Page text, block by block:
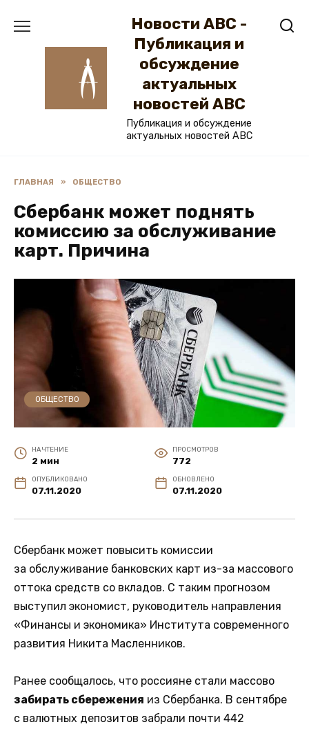
Новости ABC -
Публикация и
обсуждение
актуальных
новостей ABC
Публикация и обсуждение
актуальных новостей ABC
ГЛАВНАЯ » ОБЩЕСТВО
Сбербанк может поднять
комиссию за обслуживание
карт. Причина
ОБЩЕСТВО
НА ЧТЕНИЕ
2 мин
ПРОСМОТРОВ
772
ОПУБЛИКОВАНО
07.11.2020
ОБНОВЛЕНО
07.11.2020
Сбербанк может повысить комиссии
за обслуживание банковских карт из-за массового
оттока средств со вкладов. С таким прогнозом
выступил экономист, руководитель направления
«Финансы и экономика» Института современного
развития Никита Масленников.
Ранее сообщалось, что россияне стали массово
забирать сбережения из Сбербанка. В сентябре
с валютных депозитов забрали почти 442